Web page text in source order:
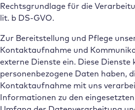
Rechtsgrundlage für die
lit. b DS-GVO.
Zur Bereitstellung und Pflege
Kontaktaufnahme und
externe Dienste ein. Diese
personenbezogene Daten haben,
Kontaktaufnahme mit uns
Informationen zu den